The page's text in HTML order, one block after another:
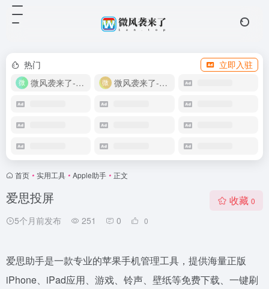
热门
立即入驻
微风袭来了-教程网
微风袭来了-自助商城
首页 • 实用工具 • Apple助手 • 正文
爱思投屏
5个月前发布 251 0 0
收藏 0
爱思助手是一款专业的苹果手机管理工具，提供海量正版
iPhone、iPad应用、游戏、铃声、壁纸等免费下载、一键刷